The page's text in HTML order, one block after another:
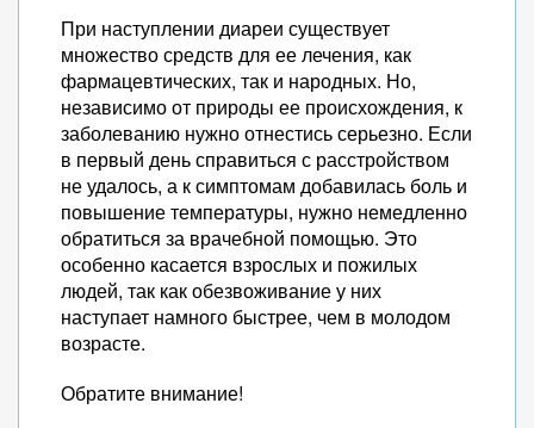
При наступлении диареи существует
множество средств для ее лечения, как
фармацевтических, так и народных. Но,
независимо от природы ее происхождения, к
заболеванию нужно отнестись серьезно. Если
в первый день справиться с расстройством
не удалось, а к симптомам добавилась боль и
повышение температуры, нужно немедленно
обратиться за врачебной помощью. Это
особенно касается взрослых и пожилых
людей, так как обезвоживание у них
наступает намного быстрее, чем в молодом
возрасте.
Обратите внимание!